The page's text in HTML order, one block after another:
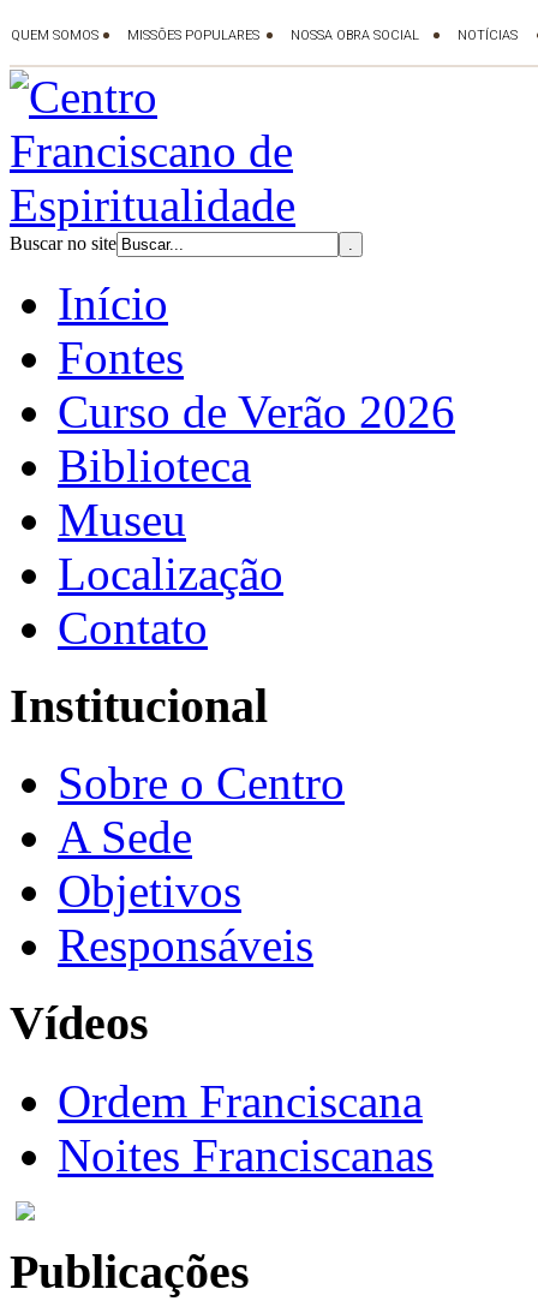
Buscar no site
Início
Fontes
Curso de Verão 2026
Biblioteca
Museu
Localização
Contato
Institucional
Sobre o Centro
A Sede
Objetivos
Responsáveis
Vídeos
Ordem Franciscana
Noites Franciscanas
Publicações